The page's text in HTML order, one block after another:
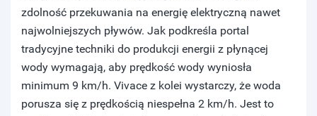
zdolność przekuwania na energię elektryczną nawet
najwolniejszych pływów. Jak podkreśla portal
tradycyjne techniki do produkcji energii z płynącej
wody wymagają, aby prędkość wody wyniosła
minimum 9 km/h. Vivace z kolei wystarczy, że woda
porusza się z prędkością niespełna 2 km/h. Jest to